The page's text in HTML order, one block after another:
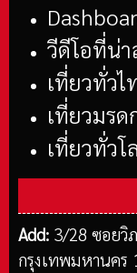
วีดีโอที่น่า
เที่ยวทั่วไ
เที่ยวมรด
เที่ยวทั่วโ
Add: 3/28 ซอยวิ
กรุงเทพมหานคร